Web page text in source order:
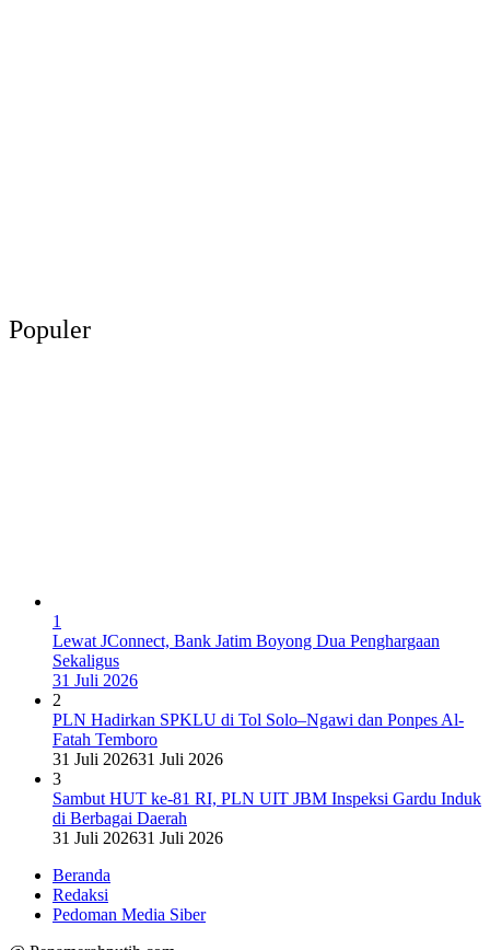
Populer
1
Lewat JConnect, Bank Jatim Boyong Dua Penghargaan
Sekaligus
31 Juli 2026
2
PLN Hadirkan SPKLU di Tol Solo–Ngawi dan Ponpes Al-
Fatah Temboro
31 Juli 202631 Juli 2026
3
Sambut HUT ke-81 RI, PLN UIT JBM Inspeksi Gardu Induk
di Berbagai Daerah
31 Juli 202631 Juli 2026
Beranda
Redaksi
Pedoman Media Siber